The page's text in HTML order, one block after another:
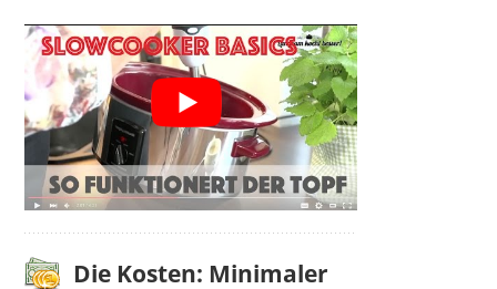
Die Kosten: Minimaler